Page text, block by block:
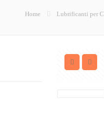
Home Lubrificanti per